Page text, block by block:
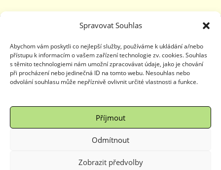
Spravovat Souhlas
Abychom vám poskytli co nejlepší služby, používáme k ukládání a/nebo
přístupu k informacím o vašem zařízení technologie zv. cookies. Souhlas
s těmito technologiemi nám umožní zpracovávat údaje, jako je chování
při procházení nebo jedinečná ID na tomto webu. Nesouhlas nebo
odvolání souhlasu může nepříznivě ovlivnit určité vlastnosti a funkce.
Příjmout
Odmítnout
Zobrazit předvolby
Dějiny udatného českého národa
Panovníci českých zemí
Informuji – kam za zábavou
Ing. Petra Dvořáčková|WordPress